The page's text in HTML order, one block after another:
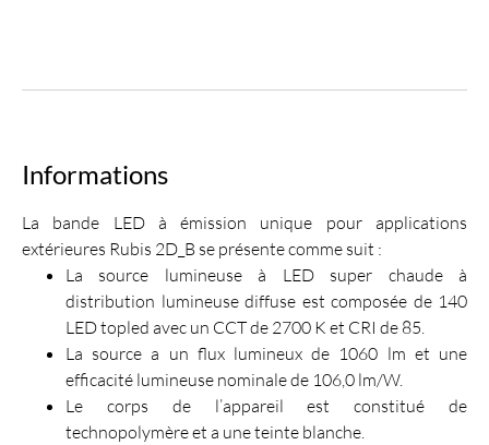
Informations
La bande LED à émission unique pour applications
extérieures Rubis 2D_B se présente comme suit :
La source lumineuse à LED super chaude à
distribution lumineuse diffuse est composée de 140
LED topled avec un CCT de 2700 K et CRI de 85.
La source a un flux lumineux de 1060 lm et une
efficacité lumineuse nominale de 106,0 lm/W.
Le corps de l’appareil est constitué de
technopolymère et a une teinte blanche.